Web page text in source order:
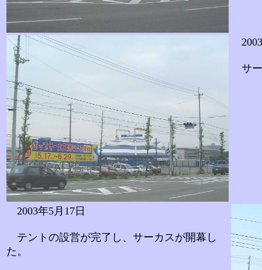
サー
2003年5月17日
テントの設営が完了し、サーカスが開幕し
た。